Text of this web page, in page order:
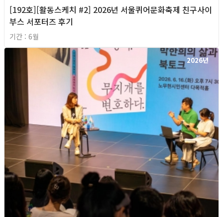
[192호][활동스케치 #2] 2026년 서울퀴어문화축제 친구사이
부스 서포터즈 후기
기간 : 6월
2026년